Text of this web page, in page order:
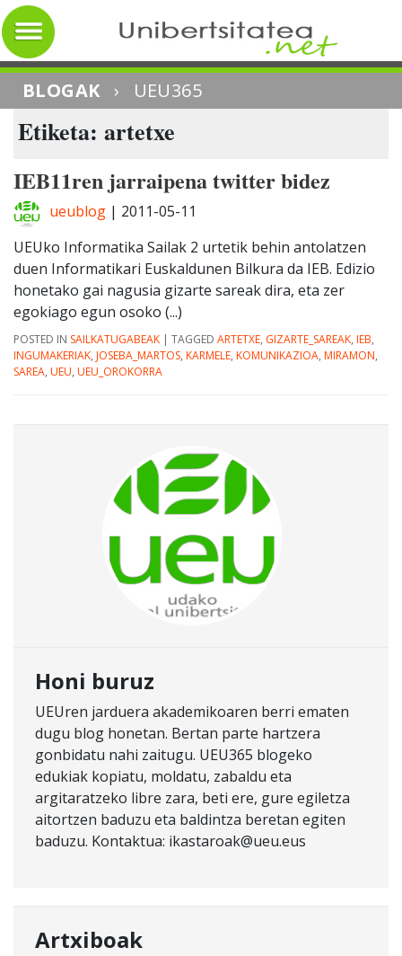
BLOGAK › UEU365
Etiketa: artetxe
IEB11ren jarraipena twitter bidez
ueublog | 2011-05-11
UEUko Informatika Sailak 2 urtetik behin antolatzen
duen Informatikari Euskaldunen Bilkura da IEB. Edizio
honetako gai nagusia gizarte sareak dira, eta zer
egokiago egun osoko (...)
POSTED IN SAILKATUGABEAK | TAGGED ARTETXE, GIZARTE_SAREAK, IEB,
INGUMAKERIAK, JOSEBA_MARTOS, KARMELE, KOMUNIKAZIOA, MIRAMON,
SAREA, UEU, UEU_OROKORRA
Honi buruz
UEUren jarduera akademikoaren berri ematen
dugu blog honetan. Bertan parte hartzera
gonbidatu nahi zaitugu. UEU365 blogeko
edukiak kopiatu, moldatu, zabaldu eta
argitaratzeko libre zara, beti ere, gure egiletza
aitortzen baduzu eta baldintza beretan egiten
baduzu. Kontaktua: ikastaroak@ueu.eus
Artxiboak